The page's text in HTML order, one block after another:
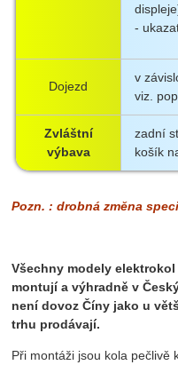
-
Dojezd
v
viz.
Zvláštní
výbava
zadní
košík
Pozn. : drobná změna
Všechny modely
montují a výhradně v
není dovoz Číny jako u
trhu prodávají.
Při montáži jsou kola pečlivě